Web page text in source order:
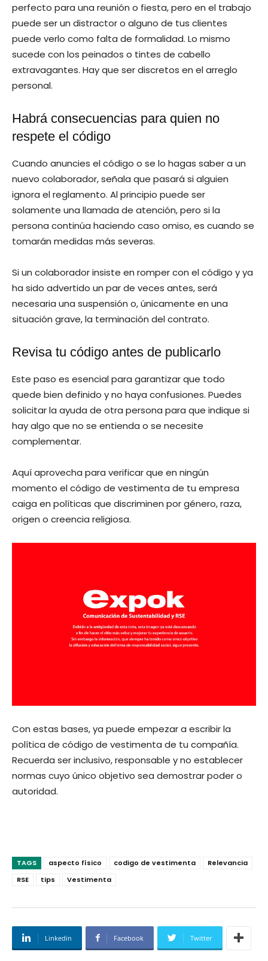
perfecto para una reunión o fiesta, pero en el trabajo
puede ser un distractor o alguno de tus clientes
puede verlo como falta de formalidad. Lo mismo
sucede con los peinados o tintes de cabello
extravagantes. Hay que ser discretos en el arreglo
personal.
Habrá consecuencias para quien no
respete el código
Cuando anuncies el código o se lo hagas saber a un
nuevo colaborador, señala que pasará si alguien
ignora el reglamento. Al principio puede ser
solamente una llamada de atención, pero si la
persona continúa haciendo caso omiso, es cuando se
tomarán medidas más severas.
Si un colaborador insiste en romper con el código y ya
ha sido advertido un par de veces antes, será
necesaria una suspensión o, únicamente en una
situación grave, la terminación del contrato.
Revisa tu código antes de publicarlo
Este paso es esencial para garantizar que todo
quede bien definido y no haya confusiones. Puedes
solicitar la ayuda de otra persona para que indique si
hay algo que no se entienda o se necesite
complementar.
Aquí aprovecha para verificar que en ningún
momento el código de vestimenta de tu empresa
caiga en políticas que discriminen por género, raza,
origen o creencia religiosa.
Con estas bases, ya puede empezar a escribir la
política de código de vestimenta de tu compañía.
Recuerda ser inclusivo, responsable y no establecer
normas cuyo único objetivo sea demostrar poder o
autoridad.
TAGS aspecto físico codigo de vestimenta
Relevancia
RSE
tips Vestimenta
Linkedin Facebook Twitter